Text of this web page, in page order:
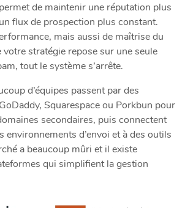
de maintenir une réputation plus
flux de prospection plus constant.
mais aussi de maîtrise du
stratégie repose sur une seule
tout le système s’arrête.
d’équipes passent par des
Squarespace ou Porkbun pour
secondaires, puis connectent
environnements d’envoi et à des outils
a beaucoup mûri et il existe
qui simplifient la gestion